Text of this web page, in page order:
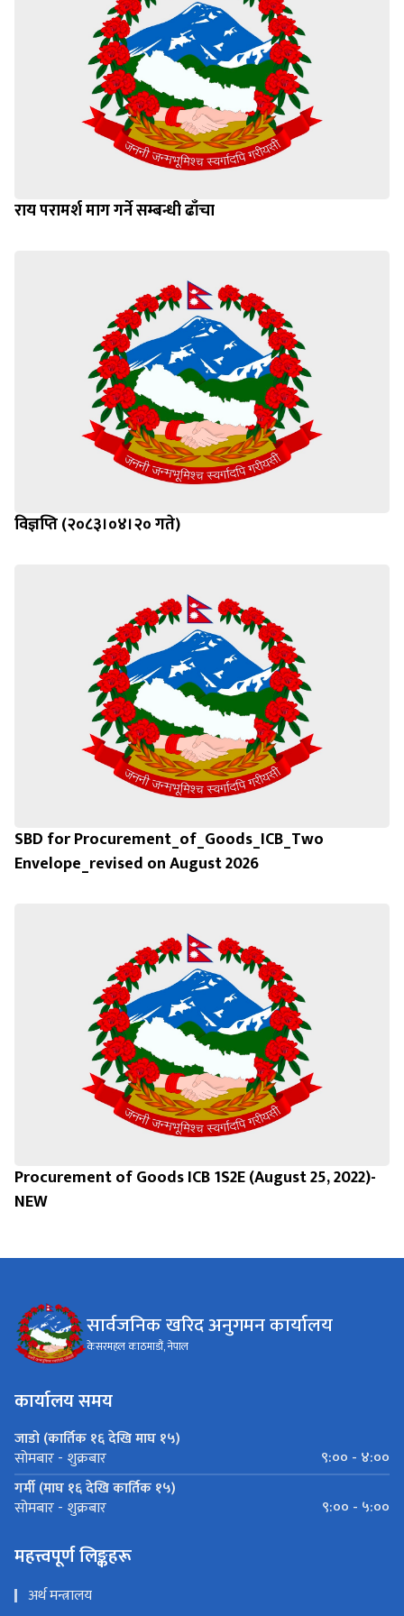
राय परामर्श माग गर्ने सम्बन्धी ढाँचा
विज्ञप्ति (२०८३।०४।२० गते)
SBD for Procurement_of_Goods_ICB_Two
Envelope_revised on August 2026
Procurement of Goods ICB 1S2E (August 25, 2022)-
NEW
सार्वजनिक खरिद अनुगमन कार्यालय
केसरमहल काठमाडौं, नेपाल
कार्यालय समय
जाडो (कार्तिक १६ देखि माघ १५)
सोमबार - शुक्रबार
९:०० - ४:००
गर्मी (माघ १६ देखि कार्तिक १५)
सोमबार - शुक्रबार ९:०० - ५:००
महत्त्वपूर्ण लिङ्कहरू
अर्थ मन्त्रालय